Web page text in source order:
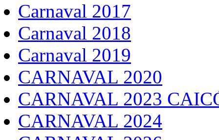
Carnaval 2017
Carnaval 2018
Carnaval 2019
CARNAVAL 2020
CARNAVAL 2023
CARNAVAL 2024